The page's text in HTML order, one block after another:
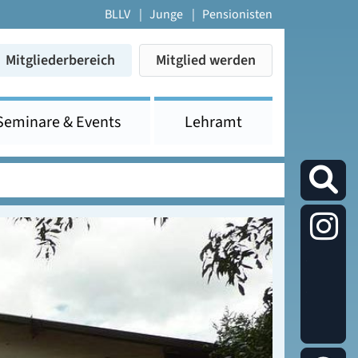
Die
BLLV Junge Pensionisten
Mitgliederbereich Mitglied werden
& Events Lehramt